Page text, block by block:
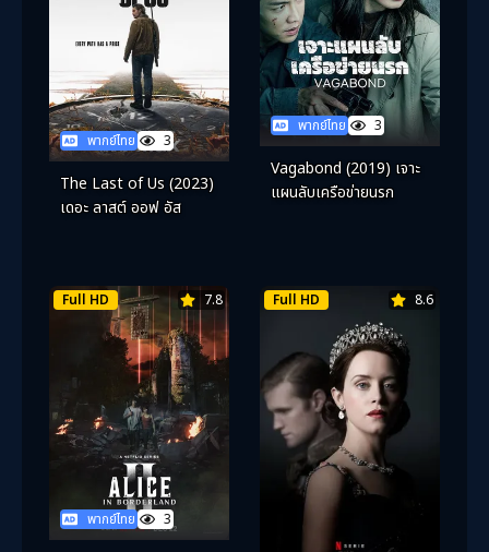
พากย์ไทย 3
The Last of Us (2023)
เดอะ ลาสต์ ออฟ อัส
พากย์ไทย 3
Vagabond (2019) เจาะ
แผนลับเครือข่ายนรก
Full HD 7.8
พากย์ไทย 3
Full HD 8.6